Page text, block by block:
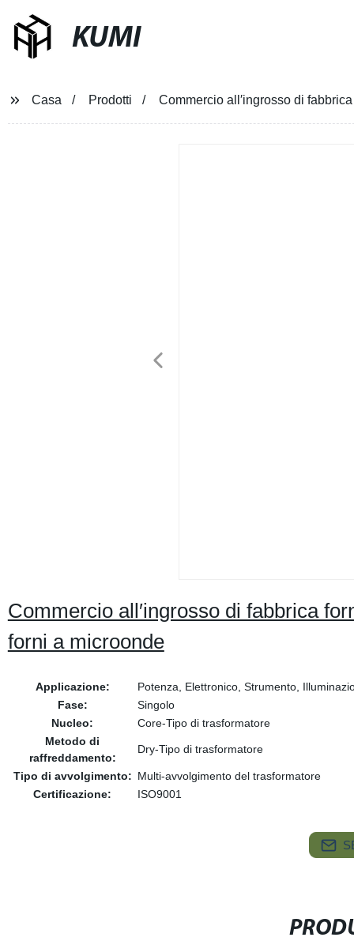
KUMI
Casa Prodotti Commercio all′ingrosso di
Commercio all′ingrosso di fabbrica
forni a microonde
Applicazione:
Potenza, Elettronico, Strumento,
Fase:
Singolo
Nucleo:
Core-Tipo di trasformatore
Metodo di
raffreddamento:
Dry-Tipo di trasformatore
Tipo di avvolgimento: Multi-avvolgimento del trasformatore
Certificazione:
ISO9001